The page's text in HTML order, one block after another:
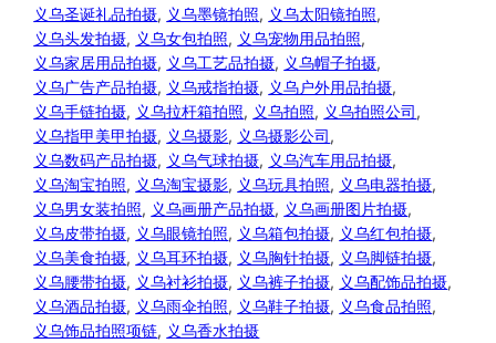
义乌圣诞礼品拍摄, 义乌墨镜拍照, 义乌太阳镜拍照,
义乌头发拍摄, 义乌女包拍照, 义乌宠物用品拍照,
义乌家居用品拍摄, 义乌工艺品拍摄, 义乌帽子拍摄,
义乌广告产品拍摄, 义乌戒指拍摄, 义乌户外用品拍摄,
义乌手链拍摄, 义乌拉杆箱拍照, 义乌拍照, 义乌拍照公司,
义乌指甲美甲拍摄, 义乌摄影, 义乌摄影公司,
义乌数码产品拍摄, 义乌气球拍摄, 义乌汽车用品拍摄,
义乌淘宝拍照, 义乌淘宝摄影, 义乌玩具拍照, 义乌电器拍摄,
义乌男女装拍照, 义乌画册产品拍摄, 义乌画册图片拍摄,
义乌皮带拍摄, 义乌眼镜拍照, 义乌箱包拍摄, 义乌红包拍摄,
义乌美食拍摄, 义乌耳环拍摄, 义乌胸针拍摄, 义乌脚链拍摄,
义乌腰带拍摄, 义乌衬衫拍摄, 义乌裤子拍摄, 义乌配饰品拍摄,
义乌酒品拍摄, 义乌雨伞拍照, 义乌鞋子拍摄, 义乌食品拍照,
义乌饰品拍照项链, 义乌香水拍摄